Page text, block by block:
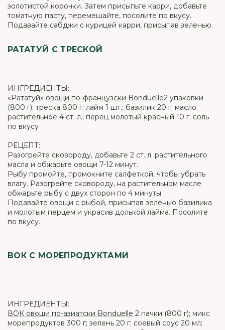
золотистой корочки. Затем присыпьте карри, добавьте
томатную пасту, перемешайте, посолите по вкусу.
Подавайте сабджи с курицей карри, присыпав зеленью.
РАТАТУЙ С ТРЕСКОЙ
ИНГРЕДИЕНТЫ:
«Рататуй» овощи по-французски Bonduelle2 упаковки
(800 г); треска 800 г; лайм 1 шт.; базилик 20 г; масло
растительное 4 ст. л.; перец молотый красный 10 г; соль
по вкусу
РЕЦЕПТ:
Разогрейте сковороду, добавьте 2 ст. л. растительного
масла и обжарьте овощи 7-12 минут.
Рыбу промойте, промокните салфеткой, чтобы убрать
влагу. Разогрейте сковороду, на растительном масле
обжарьте рыбу с двух сторон по 4 минуты.
Подавайте овощи с рыбой, присыпав зеленью базилика
и молотым перцем и украсив долькой лайма. Посолите
по вкусу.
ВОК С МОРЕПРОДУКТАМИ
ИНГРЕДИЕНТЫ:
ВОК овощи по-азиатски Bonduelle 2 пачки (800 г); микс
морепродуктов 300 г; зелень 20 г; соевый соус 20 мл;